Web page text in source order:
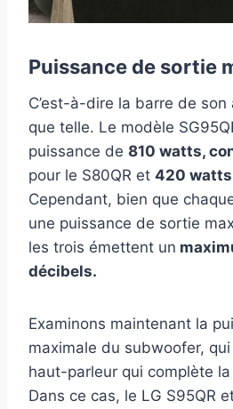
Puissance de sortie
C’est-à-dire la barre de
que telle. Le modèle
puissance de 810 watts,
pour le S80QR et 420 watts
Cependant, bien que
une puissance de sortie
les trois émettent un
décibels.
Examinons maintenant la
maximale du subwoofer,
haut-parleur qui complète
Dans ce cas, le LG S95QR